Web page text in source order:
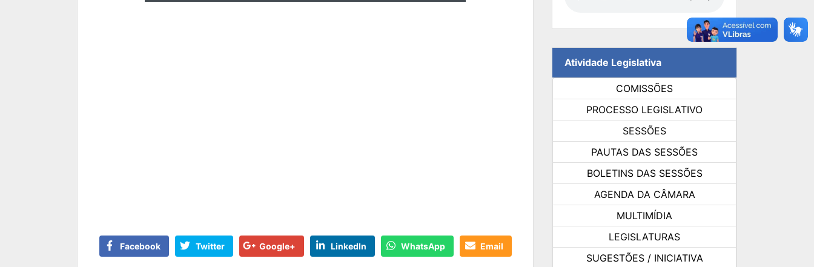
Facebook Twitter Google+ LinkedIn WhatsApp Email
Atividade Legislativa
COMISSÕES
PROCESSO LEGISLATIVO
SESSÕES
PAUTAS DAS SESSÕES
BOLETINS DAS SESSÕES
AGENDA DA CÂMARA
MULTIMÍDIA
LEGISLATURAS
SUGESTÕES / INICIATIVA